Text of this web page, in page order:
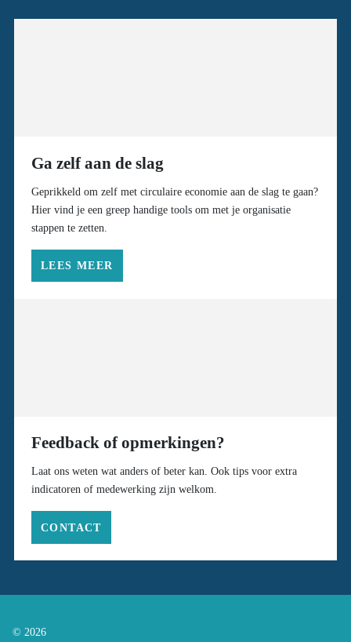
Ga zelf aan de slag
Geprikkeld om zelf met circulaire economie aan de slag te gaan?
Hier vind je een greep handige tools om met je organisatie
stappen te zetten.
LEES MEER
Feedback of opmerkingen?
Laat ons weten wat anders of beter kan. Ook tips voor extra
indicatoren of medewerking zijn welkom.
CONTACT
© 2026